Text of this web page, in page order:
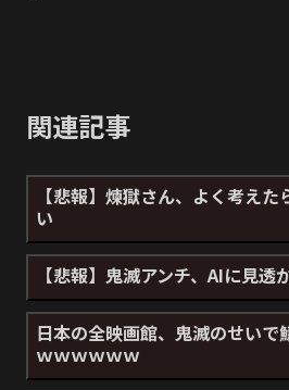
関連記事
【悲報】煉獄さん、よく考え
い
【悲報】鬼滅アンチ、AIに見透
日本の全映画館、鬼滅のせいで
ｗｗｗｗｗｗ